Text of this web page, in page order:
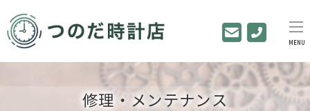
MENU
修理・メンテナンス